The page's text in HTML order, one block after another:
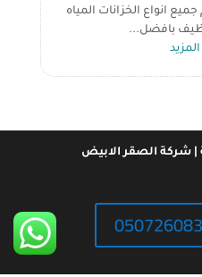
انواع الخزانات المياه
بافضل...
شركة الصقر الابيض